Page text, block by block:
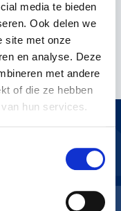
media te bieden
Ook delen we
site met onze
en analyse. Deze
met andere
of die ze hebben
hun services.
Sorteer